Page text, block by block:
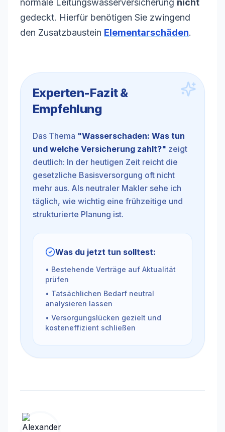
gedeckt. Hierfür benötigen Sie zwingend
den Zusatzbaustein Elementarschäden.
Experten-Fazit &
Empfehlung
Das Thema "Wasserschaden: Was tun
und welche Versicherung zahlt?" zeigt
deutlich: In der heutigen Zeit reicht die
gesetzliche Basisversorgung oft nicht
mehr aus. Als neutraler Makler sehe ich
täglich, wie wichtig eine frühzeitige und
strukturierte Planung ist.
Was du jetzt tun solltest:
• Bestehende Verträge auf Aktualität
prüfen
• Tatsächlichen Bedarf neutral
analysieren lassen
• Versorgungslücken gezielt und
kosteneffizient schließen